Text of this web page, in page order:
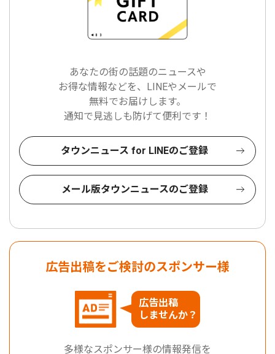
あなたの街の話題のニュースや
お得な情報などを、LINEやメールで
無料でお届けします。
通知で見逃しも防げて便利です！
タウンニュース for LINEのご登録
メール版タウンニュースのご登録
広告出稿をご検討のスポンサー様
広告出稿
しませんか？
多様なスポンサー様の情報発信を